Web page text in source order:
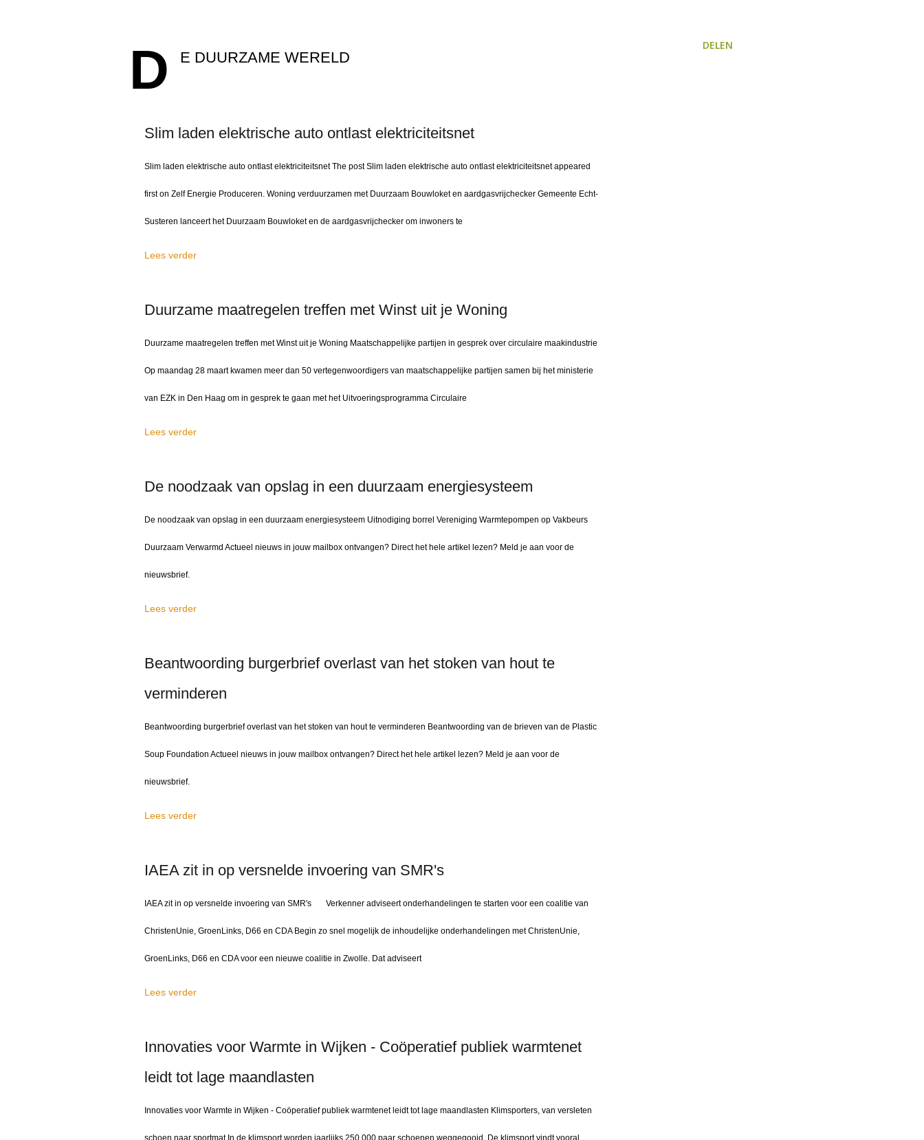
D E DUURZAME WERELD
Slim laden elektrische auto ontlast elektriciteitsnet
Slim laden elektrische auto ontlast elektriciteitsnet The post Slim laden elektrische auto ontlast elektriciteitsnet appeared
first on Zelf Energie Produceren. Woning verduurzamen met Duurzaam Bouwloket en aardgasvrijchecker Gemeente Echt-
Susteren lanceert het Duurzaam Bouwloket en de aardgasvrijchecker om inwoners te
Lees verder
Duurzame maatregelen treffen met Winst uit je Woning
Duurzame maatregelen treffen met Winst uit je Woning Maatschappelijke partijen in gesprek over circulaire maakindustrie
Op maandag 28 maart kwamen meer dan 50 vertegenwoordigers van maatschappelijke partijen samen bij het ministerie
van EZK in Den Haag om in gesprek te gaan met het Uitvoeringsprogramma Circulaire
Lees verder
De noodzaak van opslag in een duurzaam energiesysteem
De noodzaak van opslag in een duurzaam energiesysteem Uitnodiging borrel Vereniging Warmtepompen op Vakbeurs
Duurzaam Verwarmd Actueel nieuws in jouw mailbox ontvangen? Direct het hele artikel lezen? Meld je aan voor de
nieuwsbrief.
Lees verder
Beantwoording burgerbrief overlast van het stoken van hout te
verminderen
Beantwoording burgerbrief overlast van het stoken van hout te verminderen Beantwoording van de brieven van de Plastic
Soup Foundation Actueel nieuws in jouw mailbox ontvangen? Direct het hele artikel lezen? Meld je aan voor de
nieuwsbrief.
Lees verder
IAEA zit in op versnelde invoering van SMR's
IAEA zit in op versnelde invoering van SMR's Verkenner adviseert onderhandelingen te starten voor een coalitie van
ChristenUnie, GroenLinks, D66 en CDA Begin zo snel mogelijk de inhoudelijke onderhandelingen met ChristenUnie,
GroenLinks, D66 en CDA voor een nieuwe coalitie in Zwolle. Dat adviseert
Lees verder
Innovaties voor Warmte in Wijken - Coöperatief publiek warmtenet
leidt tot lage maandlasten
Innovaties voor Warmte in Wijken - Coöperatief publiek warmtenet leidt tot lage maandlasten Klimsporters, van versleten
schoen naar sportmat In de klimsport worden jaarlijks 250,000 paar schoenen weggegooid. De klimsport vindt vooral
DELEN